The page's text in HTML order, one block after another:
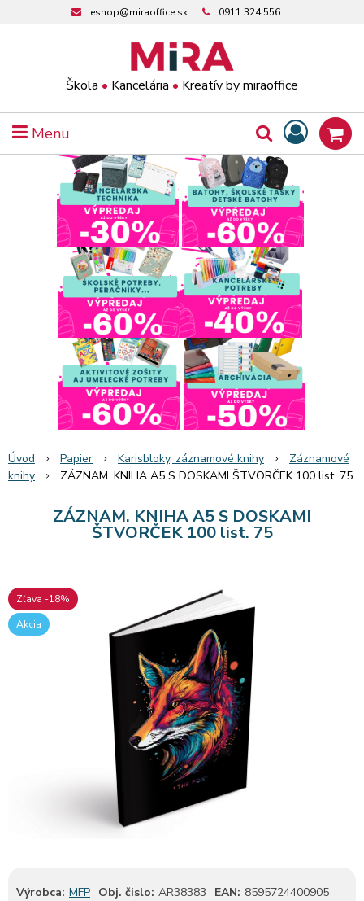
Škola • Kancelária • Kreatív by miraoffice
eshop@miraoffice.sk 0911 324 556
Menu
Úvod Papier Karisbloky, záznamové knihy
Záznamové
knihy
ZÁZNAM. KNIHA A5 S DOSKAMI ŠTVORČEK 100 list. 75
ZÁZNAM. KNIHA A5 S DOSKAMI
ŠTVORČEK 100 list. 75
Zľava -18%
Akcia
Výrobca: MFP Obj. čislo: AR38383 EAN: 8595724400905